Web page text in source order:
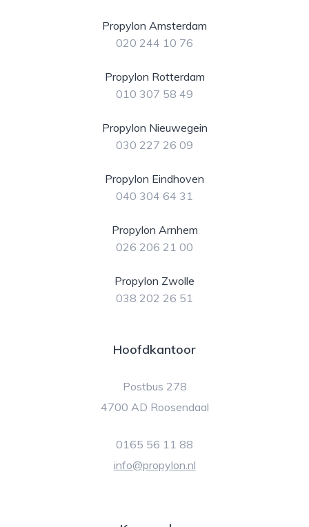
Propylon Amsterdam
020 244 10 76
Propylon Rotterdam
010 307 58 49
Propylon Nieuwegein
030 227 26 09
Propylon Eindhoven
040 304 64 31
Propylon Arnhem
026 206 21 00
Propylon Zwolle
038 202 26 51
Hoofdkantoor
Postbus 278
4700 AD Roosendaal
0165 56 11 88
info@propylon.nl